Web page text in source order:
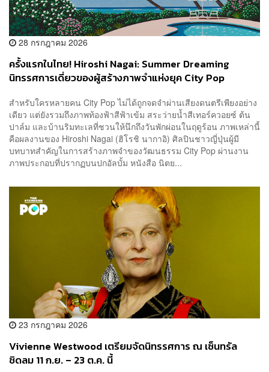
28 กรกฎาคม 2026
ครั้งแรกในไทย! Hiroshi Nagai: Summer Dreaming
นิทรรศการเดี่ยวของผู้สร้างภาพจำแห่งยุค City Pop
สำหรับใครหลายคน City Pop ไม่ได้ถูกจดจำผ่านเสียงดนตรีเพียงอย่าง
เดียว แต่ยังรวมถึงภาพท้องฟ้าสีฟ้าเข้ม สระว่ายน้ำสีเทอร์ควอยซ์ ต้น
ปาล์ม และบ้านริมทะเลที่ชวนให้นึกถึงวันพักผ่อนในฤดูร้อน ภาพเหล่านี้
คือผลงานของ Hiroshi Nagai (ฮิโรชิ นากาอิ) ศิลปินชาวญี่ปุ่นผู้มี
บทบาทสำคัญในการสร้างภาพจำของวัฒนธรรม City Pop ผ่านงาน
ภาพประกอบที่ปรากฏบนปกอัลบั้ม หนังสือ นิตย...
23 กรกฎาคม 2026
Vivienne Westwood เตรียมจัดนิทรรศการ ณ เซ็นทรัล
ชิดลม 11 ก.ย. – 23 ต.ค. นี้